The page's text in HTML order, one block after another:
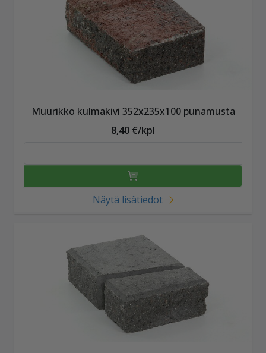
Muurikko kulmakivi 352x235x100 punamusta
8,40 €/kpl
Näytä lisätiedot